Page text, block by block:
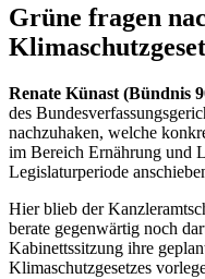
Grüne fragen
Renate Künast (Bündnis
des
nachzuhaken, welche
im Bereich Ernährung und
Legislaturperiode
Hier blieb der
berate gegenwärtig noch
Kabinettssitzung ihre
Klimaschutzgesetzes